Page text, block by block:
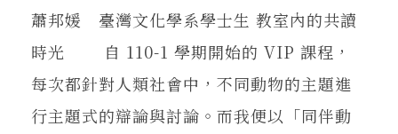
蕭邦媛 臺灣文化學系學士生 教室內的共讀
時光 自 110-1 學期開始的 VIP 課程，
每次都針對人類社會中，不同動物的主題進
行主題式的辯論與討論。而我便以「同伴動